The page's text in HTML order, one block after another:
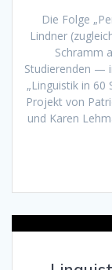
Die Folge
Lindner
Schramm
Studierenden —
„Linguistik in 60
Projekt von
und Karen